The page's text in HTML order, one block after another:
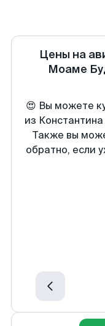
Цены на
Моаме
😍 Вы можете
из
Также вы
обратно, если